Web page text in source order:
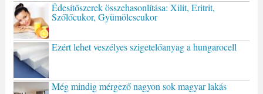
Édesítőszerek összehasonlítása: Xilit, Eritrit,
Szőlőcukor, Gyümölcscukor
Ezért lehet veszélyes szigetelőanyag a hungarocell
Még mindig mérgező nagyon sok magyar lakás